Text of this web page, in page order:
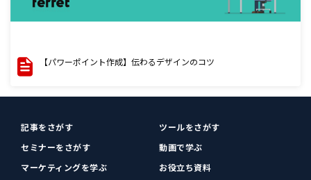
【パワーポイント作成】伝わるデザインのコツ
記事をさがす
ツールをさがす
セミナーをさがす
動画で学ぶ
マーケティングを学ぶ
お役立ち資料